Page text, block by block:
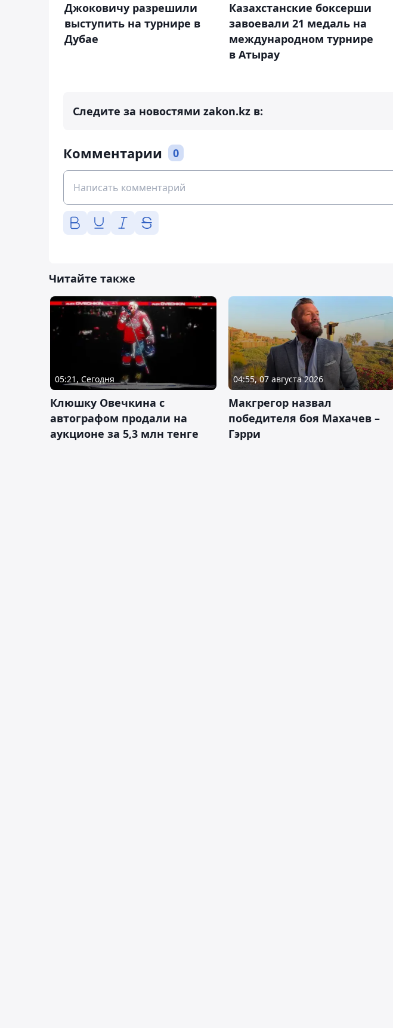
Джоковичу разрешили
выступить на турнире в
Дубае
Казахстанские боксерши
завоевали 21 медаль на
международном турнире
в Атырау
Следите за новостями zakon.kz в:
Комментарии 0
Читайте также
05:21, Сегодня
Клюшку Овечкина с
автографом продали на
аукционе за 5,3 млн тенге
04:55, 07 августа 2026
Макгрегор назвал
победителя боя Махачев –
Гэрри